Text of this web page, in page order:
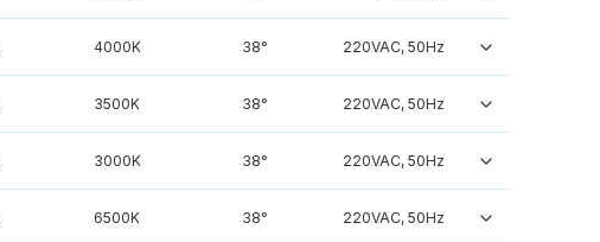
4000K 38° 220VAC, 50Hz
3500K 38° 220VAC, 50Hz
3000K 38° 220VAC, 50Hz
6500K 38° 220VAC, 50Hz